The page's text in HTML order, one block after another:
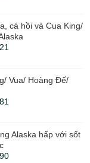
cá hồi và Cua King/
Vua/ Hoàng Đế/
Alaska hấp với sốt